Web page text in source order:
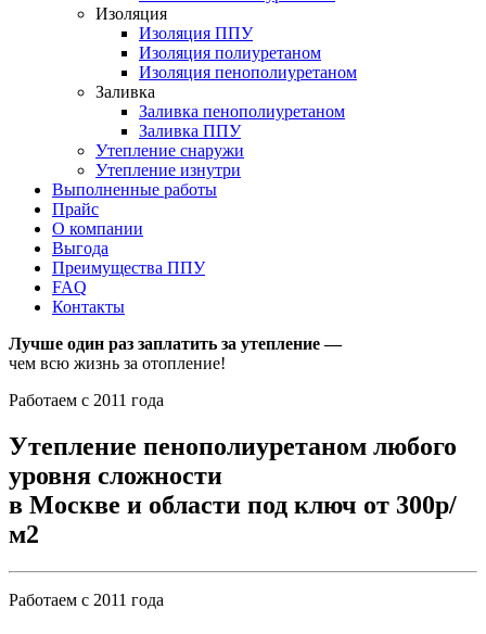
Изоляция
Изоляция ППУ
Изоляция полиуретаном
Изоляция пенополиуретаном
Заливка
Заливка пенополиуретаном
Заливка ППУ
Утепление снаружи
Утепление изнутри
Выполненные работы
Прайс
О компании
Выгода
Преимущества ППУ
FAQ
Контакты
Лучше один раз заплатить за утепление —
чем всю жизнь за отопление!
Работаем с 2011 года
Утепление пенополиуретаном любого
уровня сложности
в Москве и области под ключ от 300р/
м2
Работаем с 2011 года